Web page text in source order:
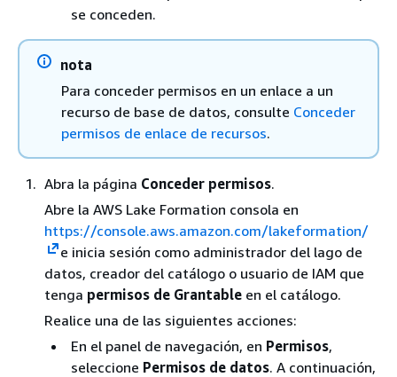
se conceden.
nota
Para conceder permisos en un enlace a un
recurso de base de datos, consulte Conceder
permisos de enlace de recursos.
Abra la página Conceder permisos.
Abre la AWS Lake Formation consola en
https://console.aws.amazon.com/lakeformation/
e inicia sesión como administrador del lago de
datos, creador del catálogo o usuario de IAM que
tenga permisos de Grantable en el catálogo.
Realice una de las siguientes acciones:
En el panel de navegación, en Permisos,
seleccione Permisos de datos. A continuación,